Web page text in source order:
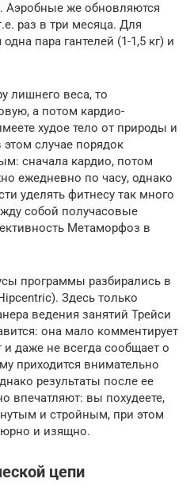
Аэробные же обновляются
раз в три месяца. Для
пара гантелей (1-1,5 кг) и
лишнего веса, то
а потом кардио-
худое тело от природы и
этом случае порядок
сначала кардио, потом
ежедневно по часу, однако
уделять фитнесу так много
собой получасовые
Метаморфоз в
программы разбирались в
Здесь только
ведения занятий Трейси
она мало комментирует
и даже не всегда сообщает о
приходится внимательно
результаты после ее
впечатляют: вы похудеете,
и стройным, при этом
и изящно.
цепи